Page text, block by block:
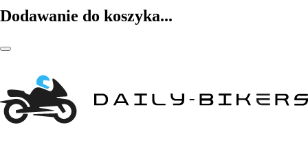
Dodawanie do koszyka...